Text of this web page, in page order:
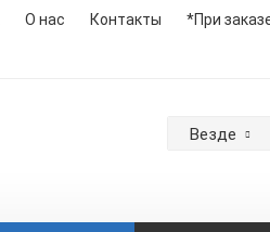
О нас Контакты *При
Везде